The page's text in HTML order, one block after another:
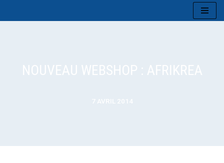
NOUVEAU WEBSHOP : AFRIKREA
7 AVRIL 2014